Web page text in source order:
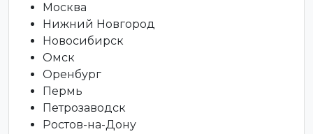
Москва
Нижний Новгород
Новосибирск
Омск
Оренбург
Пермь
Петрозаводск
Ростов-на-Дону